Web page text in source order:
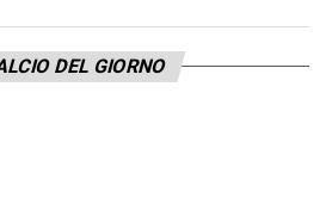
Durante l’allenamento
la squadra per la partita
DEL GIORNO